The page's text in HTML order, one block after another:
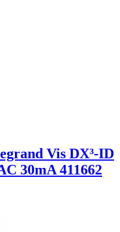
Vis DX³-ID
30mA 411662